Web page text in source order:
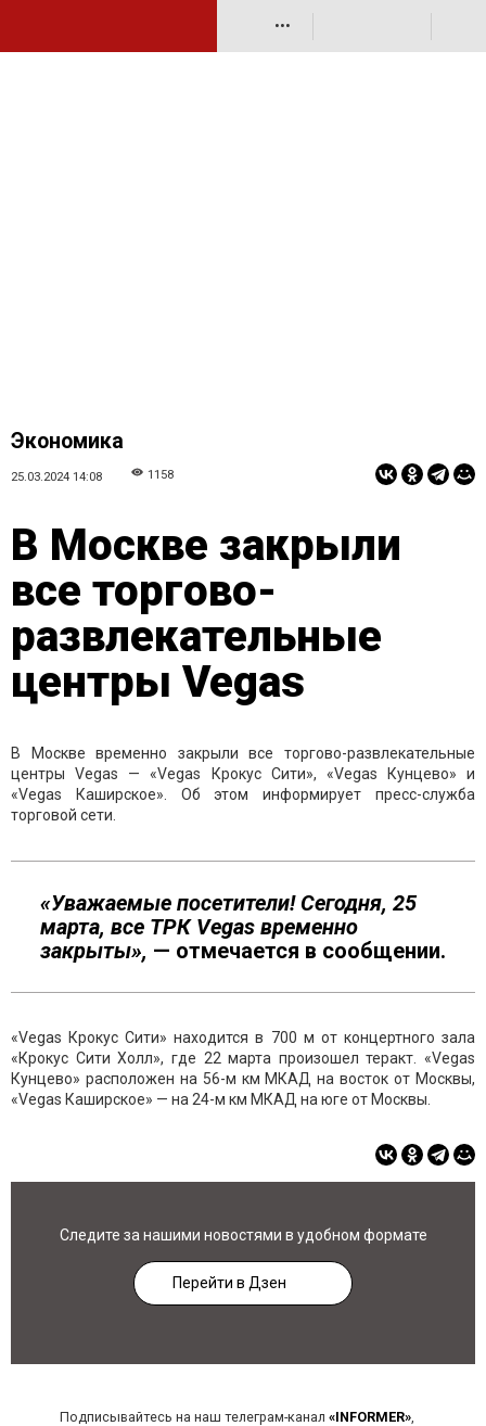
•••
Экономика
25.03.2024 14:08 1158
В Москве закрыли
все торгово-
развлекательные
центры Vegas
В Москве временно закрыли все торгово-развлекательные
центры Vegas — «Vegas Крокус Сити», «Vegas Кунцево» и
«Vegas Каширское». Об этом информирует пресс-служба
торговой сети.
«Уважаемые посетители! Сегодня, 25
марта, все ТРК Vegas временно
закрыты», — отмечается в сообщении.
«Vegas Крокус Сити» находится в 700 м от концертного зала
«Крокус Сити Холл», где 22 марта произошел теракт. «Vegas
Кунцево» расположен на 56-м км МКАД на восток от Москвы,
«Vegas Каширское» — на 24-м км МКАД на юге от Москвы.
Следите за нашими новостями в удобном формате
Перейти в Дзен
Подписывайтесь на наш телеграм-канал «INFORMER»,